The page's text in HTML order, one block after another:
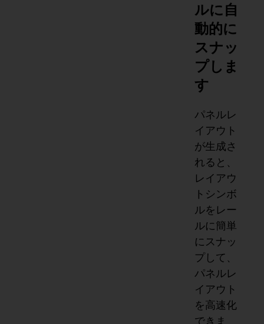
ルに自
動的に
スナッ
プしま
す
パネルレ
イアウト
が生成さ
れると、
レイアウ
トシンボ
ルをレー
ルに簡単
にスナッ
プして、
パネルレ
イアウト
を高速化
できま